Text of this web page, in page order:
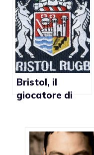
importanti del
2011
Bristol, il
giocatore di
coming out:
“Sono gay”